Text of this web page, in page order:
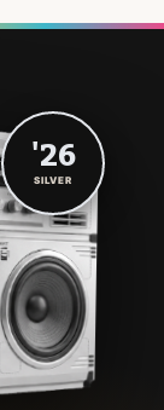
'26
SILVER